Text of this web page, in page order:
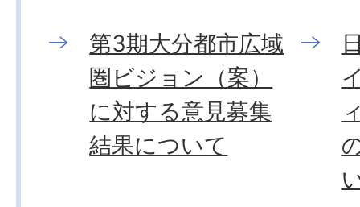
第3期大分都市広域
圏ビジョン（案）
に対する意見募集
結果について